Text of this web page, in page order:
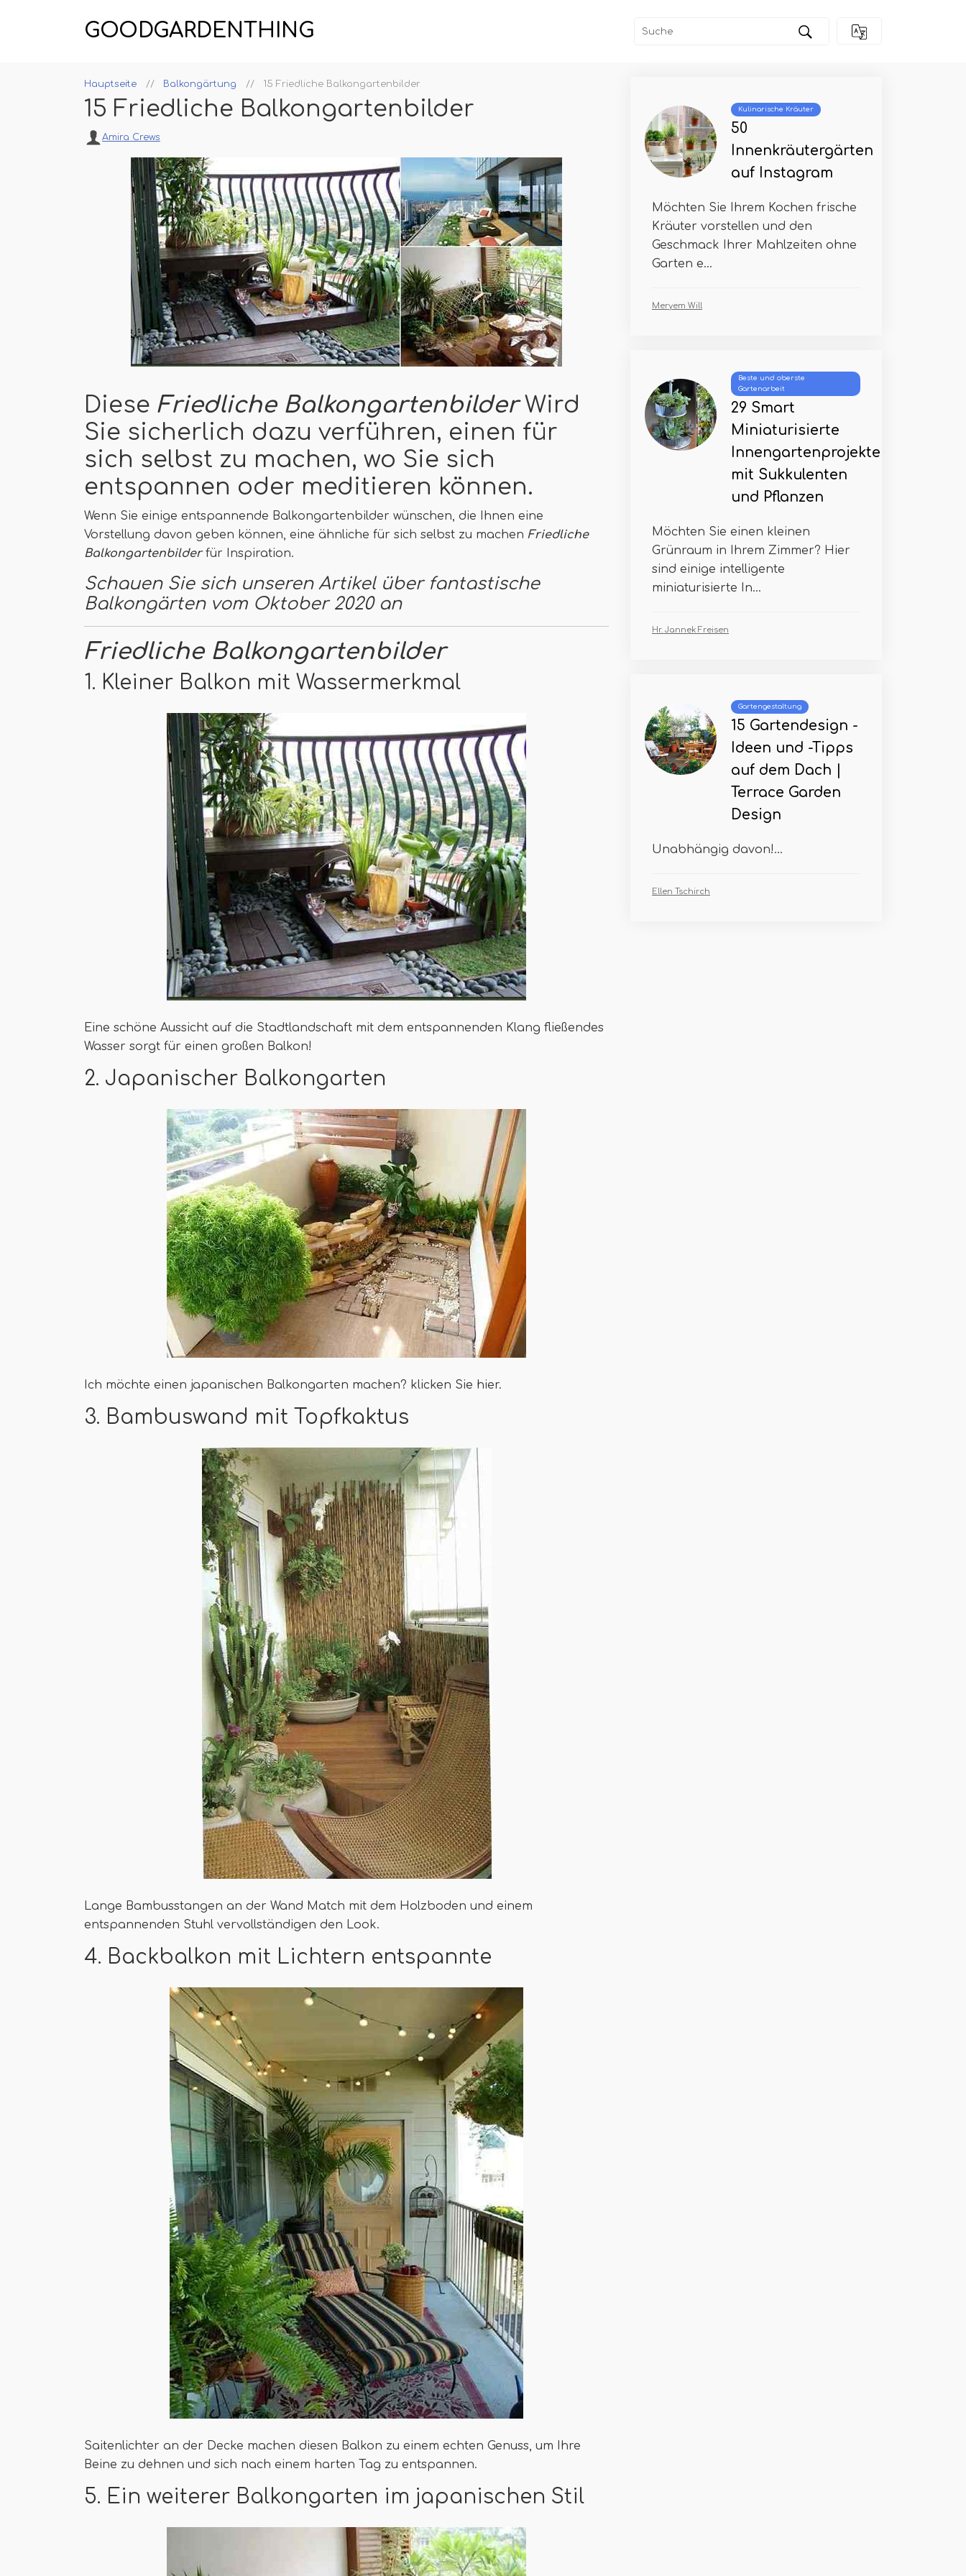
GOODGARDENTHING
Hauptseite Balkongärtung 15 Friedliche Balkongartenbilder
15 Friedliche Balkongartenbilder
Amira Crews
Diese Friedliche Balkongartenbilder Wird
Sie sicherlich dazu verführen, einen für
sich selbst zu machen, wo Sie sich
entspannen oder meditieren können.
Wenn Sie einige entspannende Balkongartenbilder wünschen, die Ihnen eine
Vorstellung davon geben können, eine ähnliche für sich selbst zu machen Friedliche
Balkongartenbilderfür Inspiration.
Schauen Sie sich unseren Artikel über fantastische
Balkongärten vom Oktober 2020 an
Friedliche Balkongartenbilder
1. Kleiner Balkon mit Wassermerkmal
Eine schöne Aussicht auf die Stadtlandschaft mit dem entspannenden Klang fließendes
Wasser sorgt für einen großen Balkon!
2. Japanischer Balkongarten
Ich möchte einen japanischen Balkongarten machen? klicken Sie hier.
3. Bambuswand mit Topfkaktus
Lange Bambusstangen an der Wand Match mit dem Holzboden und einem
entspannenden Stuhl vervollständigen den Look.
4. Backbalkon mit Lichtern entspannte
Saitenlichter an der Decke machen diesen Balkon zu einem echten Genuss, um Ihre
Beine zu dehnen und sich nach einem harten Tag zu entspannen.
5. Ein weiterer Balkongarten im japanischen Stil
Kulinarische Kräuter
50
Innenkräutergärten
auf Instagram
Möchten Sie Ihrem Kochen frische
Kräuter vorstellen und den
Geschmack Ihrer Mahlzeiten ohne
Garten e...
Meryem Will
Beste und oberste
Gartenarbeit
29 Smart
Miniaturisierte
Innengartenprojekte
mit Sukkulenten
und Pflanzen
Möchten Sie einen kleinen
Grünraum in Ihrem Zimmer? Hier
sind einige intelligente
miniaturisierte In...
Hr. Jannek Freisen
Gartengestaltung
15 Gartendesign -
Ideen und -Tipps
auf dem Dach |
Terrace Garden
Design
Unabhängig davon!...
Ellen Tschirch